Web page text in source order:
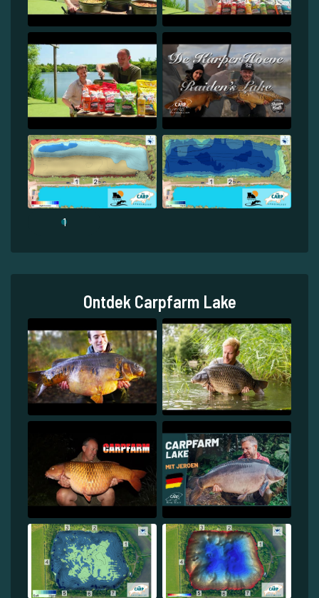
1
Ontdek Carpfarm Lake